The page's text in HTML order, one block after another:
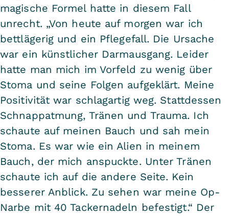
magische Formel hatte in diesem Fall
unrecht. „Von heute auf morgen war ich
bettlägerig und ein Pflegefall. Die Ursache
war ein künstlicher Darmausgang. Leider
hatte man mich im Vorfeld zu wenig über
Stoma und seine Folgen aufgeklärt. Meine
Positivität war schlagartig weg. Stattdessen
Schnappatmung, Tränen und Trauma. Ich
schaute auf meinen Bauch und sah mein
Stoma. Es war wie ein Alien in meinem
Bauch, der mich anspuckte. Unter Tränen
schaute ich auf die andere Seite. Kein
besserer Anblick. Zu sehen war meine Op-
Narbe mit 40 Tackernadeln befestigt.“ Der